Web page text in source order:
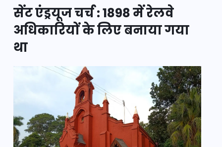
सेंट एंड्रयूज चर्च : 1898 में रेलवे
अधिकारियों के लिए बनाया गया
था